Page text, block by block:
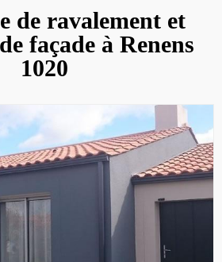
de ravalement et
façade à Renens
1020